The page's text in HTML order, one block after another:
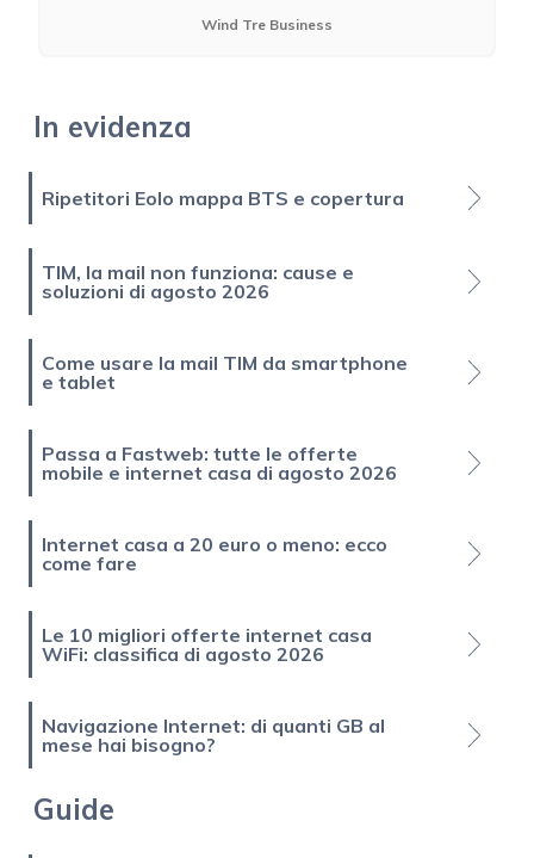
Wind Tre Business
In evidenza
Ripetitori Eolo mappa BTS e copertura
TIM, la mail non funziona: cause e
soluzioni di agosto 2026
Come usare la mail TIM da smartphone
e tablet
Passa a Fastweb: tutte le offerte
mobile e internet casa di agosto 2026
Internet casa a 20 euro o meno: ecco
come fare
Le 10 migliori offerte internet casa
WiFi: classifica di agosto 2026
Navigazione Internet: di quanti GB al
mese hai bisogno?
Guide